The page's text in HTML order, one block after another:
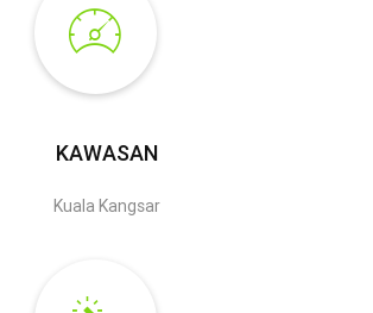
KAWASAN
Kuala Kangsar